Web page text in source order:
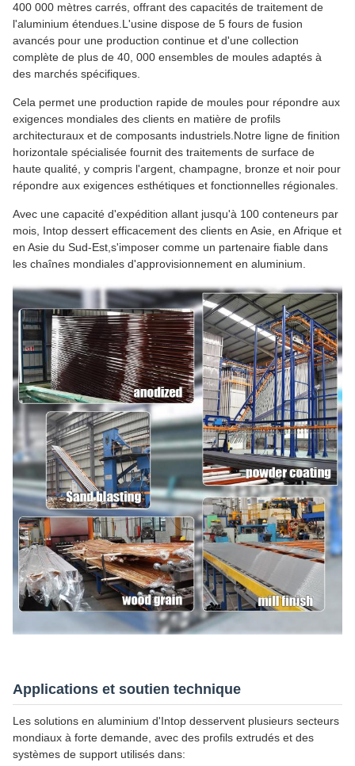
400 000 mètres carrés, offrant des capacités de traitement de
l'aluminium étendues.L'usine dispose de 5 fours de fusion
avancés pour une production continue et d'une collection
complète de plus de 40, 000 ensembles de moules adaptés à
des marchés spécifiques.
Cela permet une production rapide de moules pour répondre aux
exigences mondiales des clients en matière de profils
architecturaux et de composants industriels.Notre ligne de finition
horizontale spécialisée fournit des traitements de surface de
haute qualité, y compris l'argent, champagne, bronze et noir pour
répondre aux exigences esthétiques et fonctionnelles régionales.
Avec une capacité d'expédition allant jusqu'à 100 conteneurs par
mois, Intop dessert efficacement des clients en Asie, en Afrique et
en Asie du Sud-Est,s'imposer comme un partenaire fiable dans
les chaînes mondiales d'approvisionnement en aluminium.
Applications et soutien technique
Les solutions en aluminium d'Intop desservent plusieurs secteurs
mondiaux à forte demande, avec des profils extrudés et des
systèmes de support utilisés dans: